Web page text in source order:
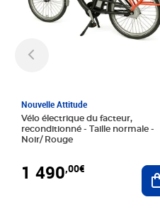
Nouvelle Attitude
Vélo électrique du facteur,
reconditionné - Taille normale -
Noir/ Rouge
1 490,00€